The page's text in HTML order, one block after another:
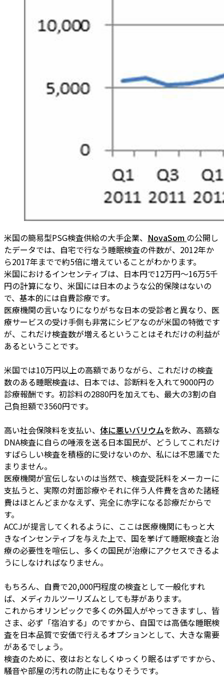
米国の簡易型PSG検査供給の大手企業、 NovaSom の公開し
たデータでは、自宅で行なう睡眠検査の件数が、2012年か
ら2017年までで約5倍に増えていることがわかります。
米国におけるインセンティブは、日本円で12万円～16万5千
円の計算になり、米国には日本のような公的保険はないの
で、基本的には自費診療です。
医療機関の言いなりになりがちな日本の受診者と異なり、医
療サービスの受け手側も非常にシビアなのが米国の特徴です
が、これだけ検査数が増えるということはそれだけの利益が
あるということです。
米国では10万円以上の高額でありながら、これだけの検査
数のある睡眠検査は、日本では、診断料を入れて9000円の
診療報酬です。初診料の2880円を加えても、最大の3割の自
己負担額で3560円です。
高い社会保険料を支払い、 体に悪いバリウムを飲み、高額な
DNA検査に自らの唾液を送る日本国民が、どうしてこれだけ
すばらしい検査を積極的に受けないのか、私には不思議でた
まりません。
医療機関が宣伝しないのは当然で、検査受託料をメーカーに
支払うと、実際の対面診療やそれに伴う人件費を含めた諸経
費はほとんどまかなえず、完全に赤字になる診療だからで
す。
ACCJが提言してくれるように、ここは医療機関にもっと大
きなインセンティブを与えた上で、国を挙げて睡眠検査と治
療の必要性を喧伝し、多くの国民が治療にアクセスできるよ
うにしなければなりません。
もちろん、自費で20,000円程度の検査として一般化すれ
ば、メディカルツーリズムとしても芽があります。
これからオリンピックで多くの外国人がやってきますし、皆
さま、必ず「宿泊する」のですから、自国では高価な睡眠検
査を日本品質で安価で行えるオプションとして、大きな需要
があるでしょう。
検査のために、夜はおとなしくゆっくり眠るはずですから、
騒音や部屋の汚れの防止にもなりそうです。